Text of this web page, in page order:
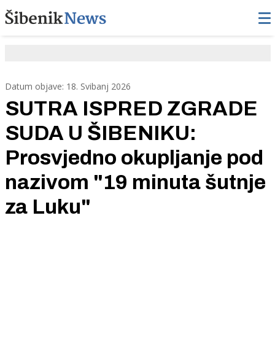
Datum objave: 18. Svibanj 2026
SUTRA ISPRED ZGRADE
SUDA U ŠIBENIKU:
Prosvjedno okupljanje pod
nazivom "19 minuta šutnje
za Luku"